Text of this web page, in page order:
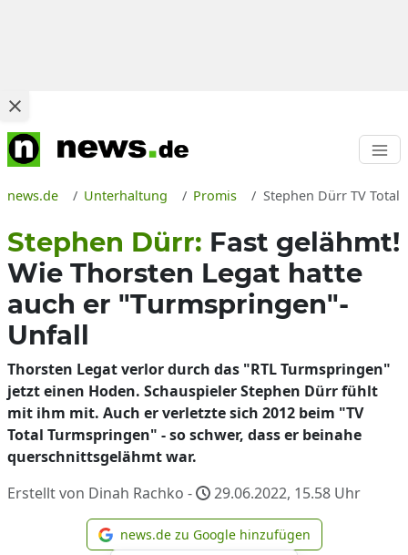
news.de Unterhaltung Promis Stephen Dürr TV
Stephen Dürr: Fast gelähmt!
Wie Thorsten Legat hatte
auch er "Turmspringen"-
Unfall
Thorsten Legat verlor durch das "RTL Turmspringen"
jetzt einen Hoden. Schauspieler Stephen Dürr fühlt
mit ihm mit. Auch er verletzte sich 2012 beim "TV
Total Turmspringen" - so schwer, dass er beinahe
querschnittsgelähmt war.
Erstellt von Dinah Rachko -
29.06.2022, 15.58 Uhr
news.de zu Google
news.de zu Google hinzufügen